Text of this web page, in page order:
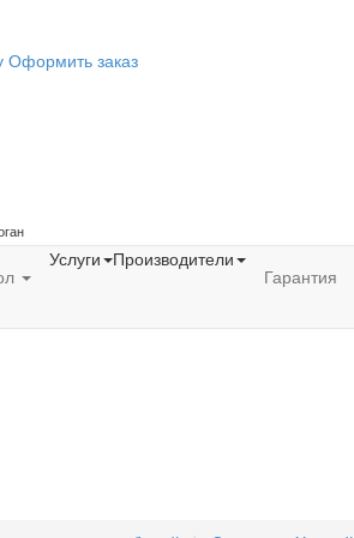
Оформить заказ
Услуги Производители
Гарантия